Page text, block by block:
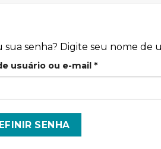
sua senha? Digite seu nome de
usuário ou e-mail *Obrigatório
SENHA